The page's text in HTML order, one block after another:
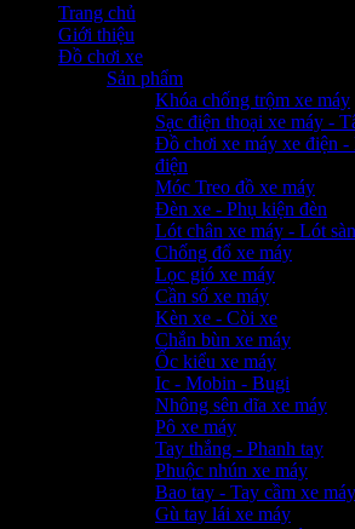
Trang chủ
Giới thiệu
Đồ chơi xe
Sản phẩm
Khóa chống trộm xe máy
Sạc điện thoại xe máy -
Đồ chơi xe máy xe điện -
điện
Móc Treo đồ xe máy
Đèn xe - Phụ kiện đèn
Lót chân xe máy - Lót
Chống đổ xe máy
Lọc gió xe máy
Cần số xe máy
Kèn xe - Còi xe
Chắn bùn xe máy
Ốc kiểu xe máy
Ic - Mobin - Bugi
Nhông sên dĩa xe máy
Pô xe máy
Tay thắng - Phanh tay
Phuộc nhún xe máy
Bao tay - Tay cầm xe máy
Gù tay lái xe máy